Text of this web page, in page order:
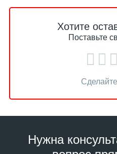
Хотите
Поставьте
Нужна